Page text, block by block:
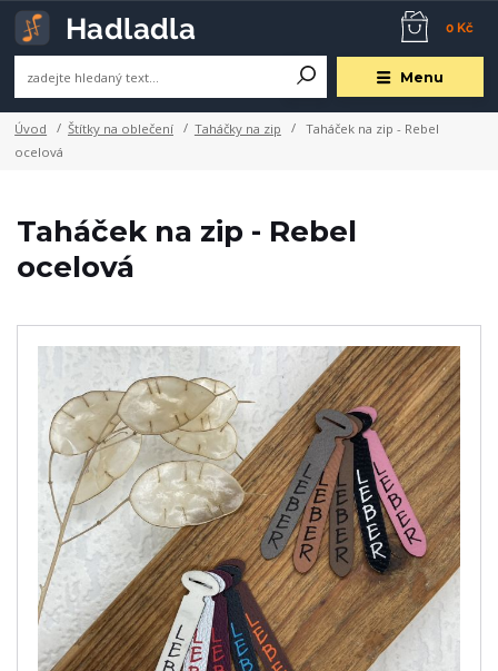
Menu
0 Kč
Úvod Štítky na oblečení Taháčky na zip
Taháček na zip - Rebel
ocelová
Taháček na zip - Rebel
ocelová